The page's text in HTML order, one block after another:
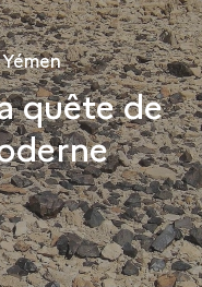
LA
COLLECTION
quête de